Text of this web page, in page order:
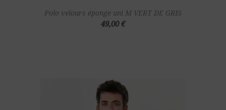
Polo velours éponge uni M VERT DE GRIS
49,00 €